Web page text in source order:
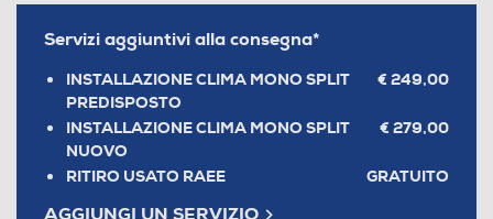
Servizi aggiuntivi alla consegna*
INSTALLAZIONE CLIMA MONO SPLIT
PREDISPOSTO
€ 249,00
INSTALLAZIONE CLIMA MONO SPLIT
NUOVO
€ 279,00
RITIRO USATO RAEE GRATUITO